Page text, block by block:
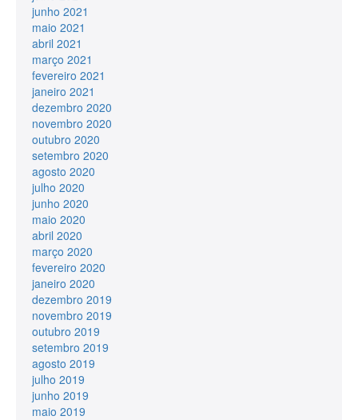
junho 2021
maio 2021
abril 2021
março 2021
fevereiro 2021
janeiro 2021
dezembro 2020
novembro 2020
outubro 2020
setembro 2020
agosto 2020
julho 2020
junho 2020
maio 2020
abril 2020
março 2020
fevereiro 2020
janeiro 2020
dezembro 2019
novembro 2019
outubro 2019
setembro 2019
agosto 2019
julho 2019
junho 2019
maio 2019